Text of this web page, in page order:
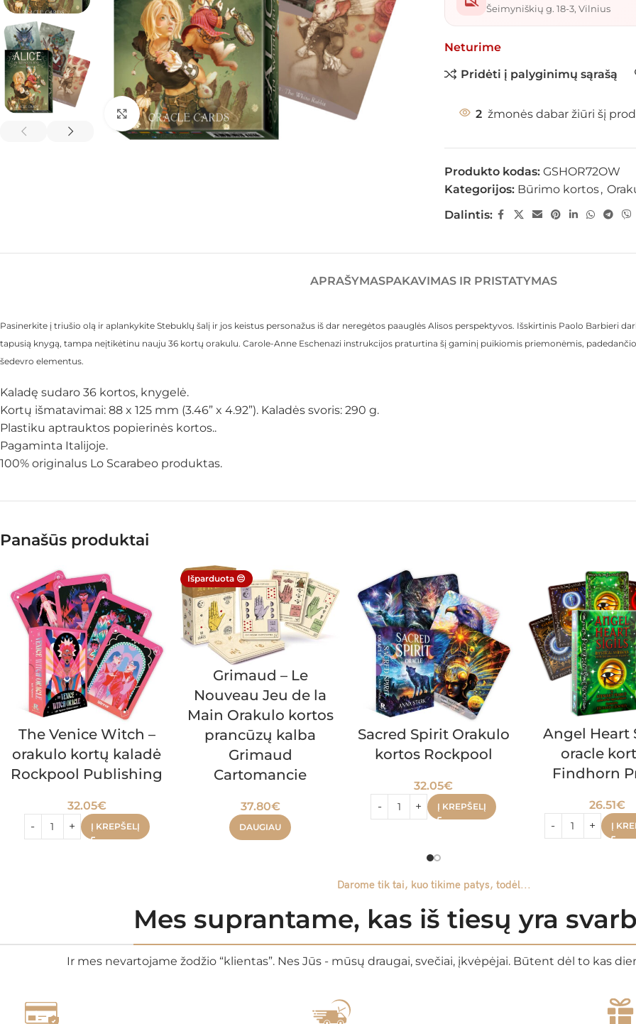
Spustelėkite, kad padidintumėte
Šeimyniškių g. 18-3, Vilnius
Neturime
Pridėti į palyginimų sąrašą
2 žmonės dabar žiūri šį
Produkto kodas: GSHOR72OW
Kategorijos: Būrimo kortos,
Dalintis:
APRAŠYMASPAKAVIMAS IR PRISTATYMAS
Pasinerkite į triušio olą ir aplankykite Stebuklų šalį ir jos keistus personažus iš dar neregėtos paauglės Alisos perspektyvos. Išskirtinis Paolo Barbieri
tapusią knygą, tampa neįtikėtinu nauju 36 kortų orakulu. Carole-Anne Eschenazi instrukcijos praturtina šį gaminį puikiomis priemonėmis,
šedevro elementus.
Kaladę sudaro 36 kortos, knygelė.
Kortų išmatavimai: 88 x 125 mm (3.46” x 4.92”). Kaladės svoris: 290 g.
Plastiku aptrauktos popierinės kortos..
Pagaminta Italijoje.
100% originalus Lo Scarabeo produktas.
Panašūs produktai
The Venice Witch –
orakulo kortų kaladė
Rockpool Publishing
32.05€
Į KREPŠELĮ
Išparduota 😔
Grimaud – Le
Nouveau Jeu de la
Main Orakulo kortos
prancūzų kalba
Grimaud
Cartomancie
37.80€
DAUGIAU
Sacred Spirit Orakulo
kortos Rockpool
32.05€
Į KREPŠELĮ
Angel Heart
oracle
Findhorn
26.51€
Į
Darome tik tai, kuo tikime patys, todėl...
Mes suprantame, kas iš tiesų yra
Ir mes nevartojame žodžio “klientas”. Nes Jūs - mūsų draugai, svečiai, įkvėpėjai. Būtent dėl to kas